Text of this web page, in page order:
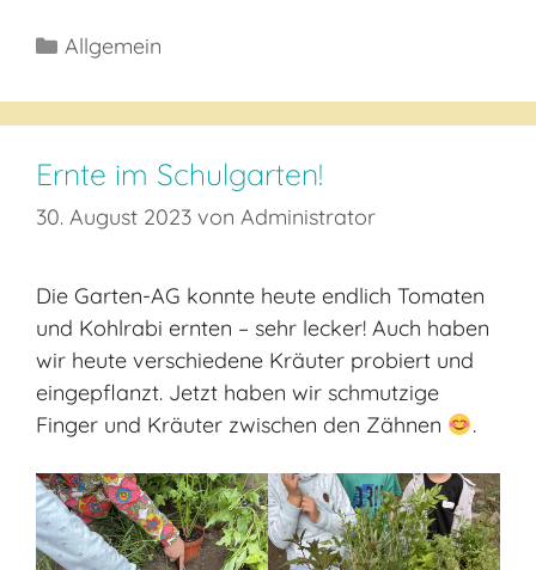
Kategorien
Allgemein
Ernte im Schulgarten!
30. August 2023 von Administrator
Die Garten-AG konnte heute endlich Tomaten
und Kohlrabi ernten – sehr lecker! Auch haben
wir heute verschiedene Kräuter probiert und
eingepflanzt. Jetzt haben wir schmutzige
Finger und Kräuter zwischen den Zähnen
.